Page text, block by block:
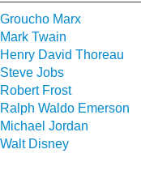
Groucho Marx
Mark Twain
Henry David Thoreau
Steve Jobs
Robert Frost
Ralph Waldo Emerson
Michael Jordan
Walt Disney